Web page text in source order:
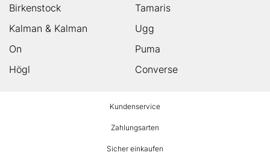
Birkenstock
Tamaris
Kalman & Kalman
Ugg
On
Puma
Högl
Converse
Kundenservice
Zahlungsarten
Sicher einkaufen